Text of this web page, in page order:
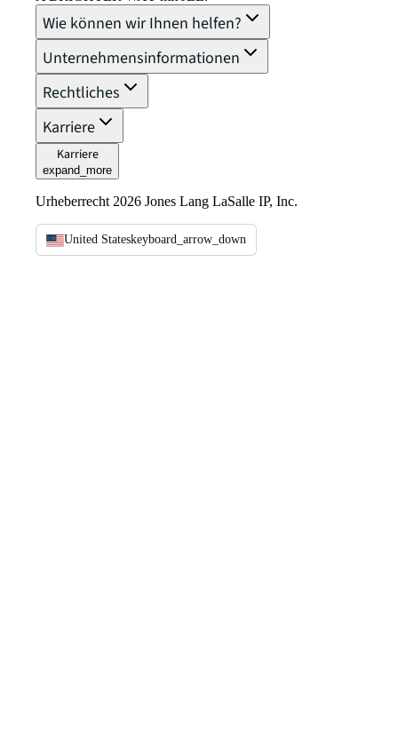
Wie können wir Ihnen helfen?
Unternehmensinformationen
Rechtliches
Karriere
Karriere
expand_more
Urheberrecht 2026 Jones Lang LaSalle IP, Inc.
United Stateskeyboard_arrow_down